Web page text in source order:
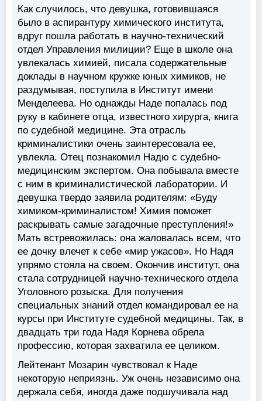
Как случилось, что девушка, готовившаяся
было в аспирантуру химического института,
вдруг пошла работать в научно-технический
отдел Управления милиции? Еще в школе она
увлекалась химией, писала содержательные
доклады в научном кружке юных химиков, не
раздумывая, поступила в Институт имени
Менделеева. Но однажды Наде попалась под
руку в кабинете отца, известного хирурга, книга
по судебной медицине. Эта отрасль
криминалистики очень заинтересовала ее,
увлекла. Отец познакомил Надю с судебно-
медицинским экспертом. Она побывала вместе
с ним в криминалистической лаборатории. И
девушка твердо заявила родителям: «Буду
химиком-криминалистом! Химия поможет
раскрывать самые загадочные преступления!»
Мать встревожилась: она жаловалась всем, что
ее дочку влечет к себе «мир ужасов». Но Надя
упрямо стояла на своем. Окончив институт, она
стала сотрудницей научно-технического отдела
Уголовного розыска. Для получения
специальных знаний отдел командировал ее на
курсы при Институте судебной медицины. Так, в
двадцать три года Надя Корнева обрела
профессию, которая захватила ее целиком.
Лейтенант Мозарин чувствовал к Наде
некоторую неприязнь. Уж очень независимо она
держала себя, иногда даже подшучивала над